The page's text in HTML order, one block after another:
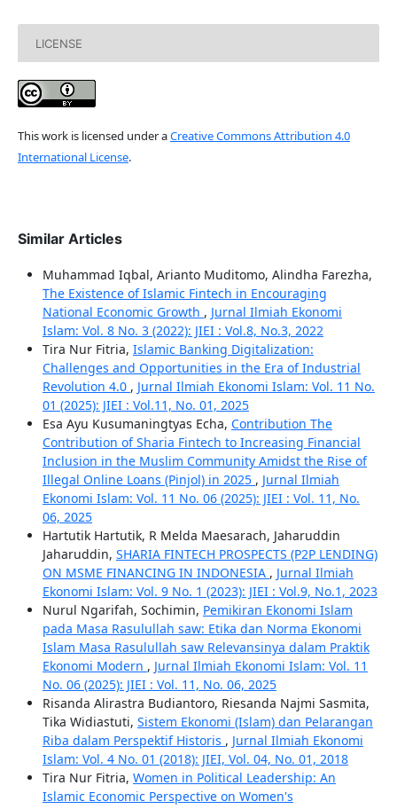
LICENSE
This work is licensed under aCreative Commons Attribution 4.0
International License.
Similar Articles
Muhammad Iqbal, Arianto Muditomo, Alindha Farezha,
The Existence of Islamic Fintech in Encouraging
National Economic Growth , Jurnal Ilmiah Ekonomi
Islam: Vol. 8 No. 3 (2022): JIEI : Vol.8, No.3, 2022
Tira Nur Fitria, Islamic Banking Digitalization:
Challenges and Opportunities in the Era of Industrial
Revolution 4.0 , Jurnal Ilmiah Ekonomi Islam: Vol. 11 No.
01 (2025): JIEI : Vol.11, No. 01, 2025
Esa Ayu Kusumaningtyas Echa, Contribution The
Contribution of Sharia Fintech to Increasing Financial
Inclusion in the Muslim Community Amidst the Rise of
Illegal Online Loans (Pinjol) in 2025 , Jurnal Ilmiah
Ekonomi Islam: Vol. 11 No. 06 (2025): JIEI : Vol. 11, No.
06, 2025
Hartutik Hartutik, R Melda Maesarach, Jaharuddin
Jaharuddin, SHARIA FINTECH PROSPECTS (P2P LENDING)
ON MSME FINANCING IN INDONESIA , Jurnal Ilmiah
Ekonomi Islam: Vol. 9 No. 1 (2023): JIEI : Vol.9, No.1, 2023
Nurul Ngarifah, Sochimin, Pemikiran Ekonomi Islam
pada Masa Rasulullah saw: Etika dan Norma Ekonomi
Islam Masa Rasulullah saw Relevansinya dalam Praktik
Ekonomi Modern , Jurnal Ilmiah Ekonomi Islam: Vol. 11
No. 06 (2025): JIEI : Vol. 11, No. 06, 2025
Risanda Alirastra Budiantoro, Riesanda Najmi Sasmita,
Tika Widiastuti, Sistem Ekonomi (Islam) dan Pelarangan
Riba dalam Perspektif Historis , Jurnal Ilmiah Ekonomi
Islam: Vol. 4 No. 01 (2018): JIEI, Vol. 04, No. 01, 2018
Tira Nur Fitria, Women in Political Leadership: An
Islamic Economic Perspective on Women's